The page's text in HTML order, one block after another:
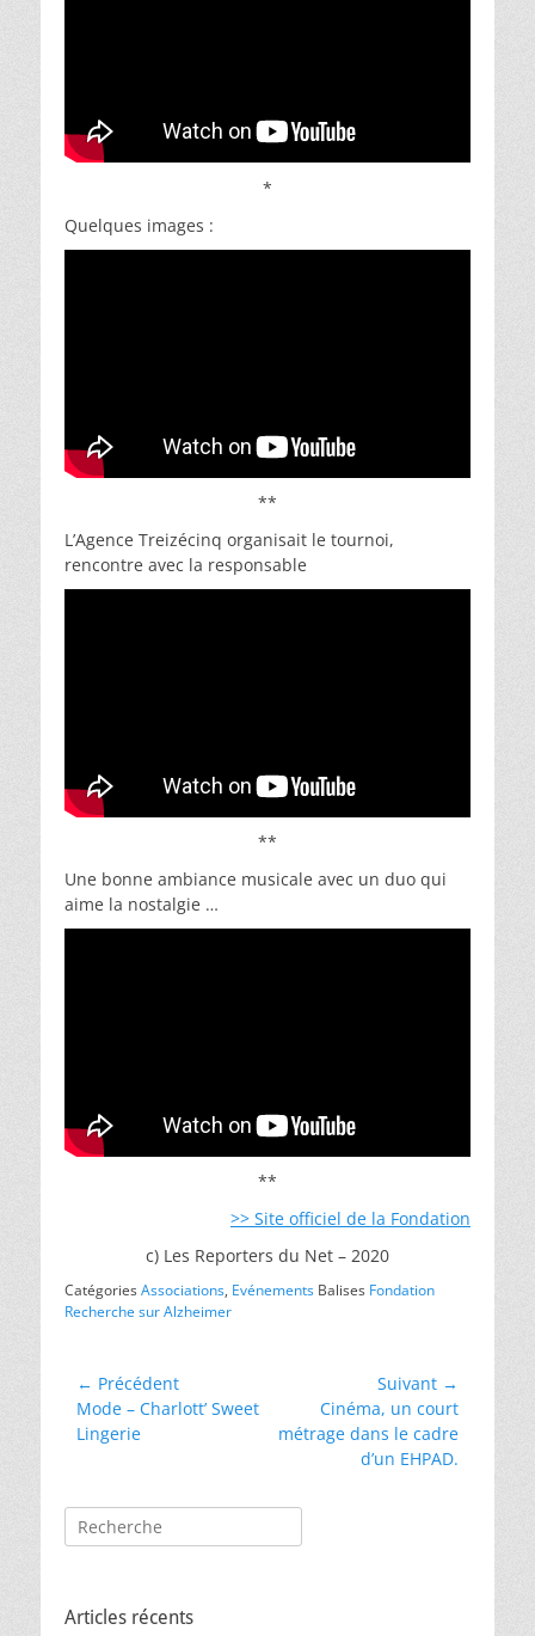
*
Quelques images :
**
L’Agence Treizécinq organisait le tournoi,
rencontre avec la responsable
**
Une bonne ambiance musicale avec un duo qui
aime la nostalgie …
**
>> Site officiel de la Fondation
c) Les Reporters du Net – 2020
CatégoriesAssociations, Evénements Balises Fondation
Recherche sur Alzheimer
Navigation
de
l’article
← Précédent
Article
précédent :
Mode – Charlott’ Sweet
Lingerie
Suivant →
suivant :
Cinéma, un court
métrage dans le cadre
d’un EHPAD.
Rechercher :
Articles récents